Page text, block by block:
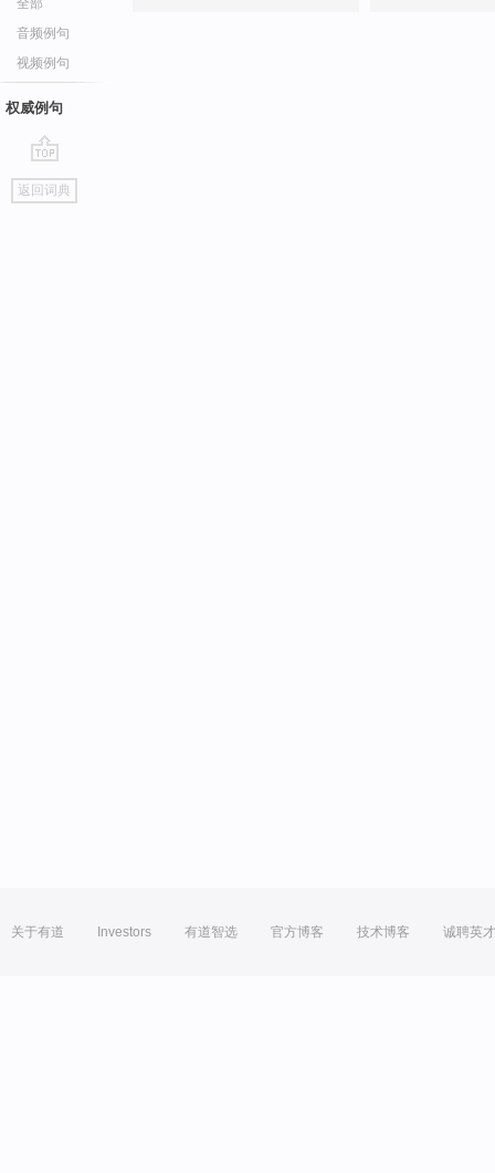
全部
音频例句
视频例句
权威例句
go
top
返回词典
关于有道 Investors 有道智选 官方博客 技术博客 诚聘英才